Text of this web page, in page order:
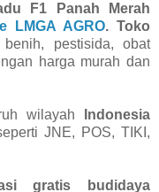
F1 Panah Merah
LMGA AGRO. Toko
pestisida, obat
harga murah dan
wilayah
Indonesia
JNE, POS, TIKI,
gratis budidaya